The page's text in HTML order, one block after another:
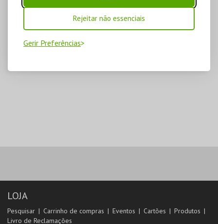
Rejeitar não essenciais
Gerir Preferências
LOJA
Pesquisar Carrinho de compras Eventos Cartões
Produtos
Livro de Reclamações